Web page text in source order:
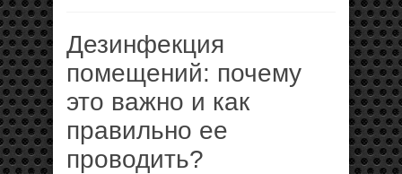
Дезинфекция
помещений: почему
это важно и как
правильно ее
проводить?